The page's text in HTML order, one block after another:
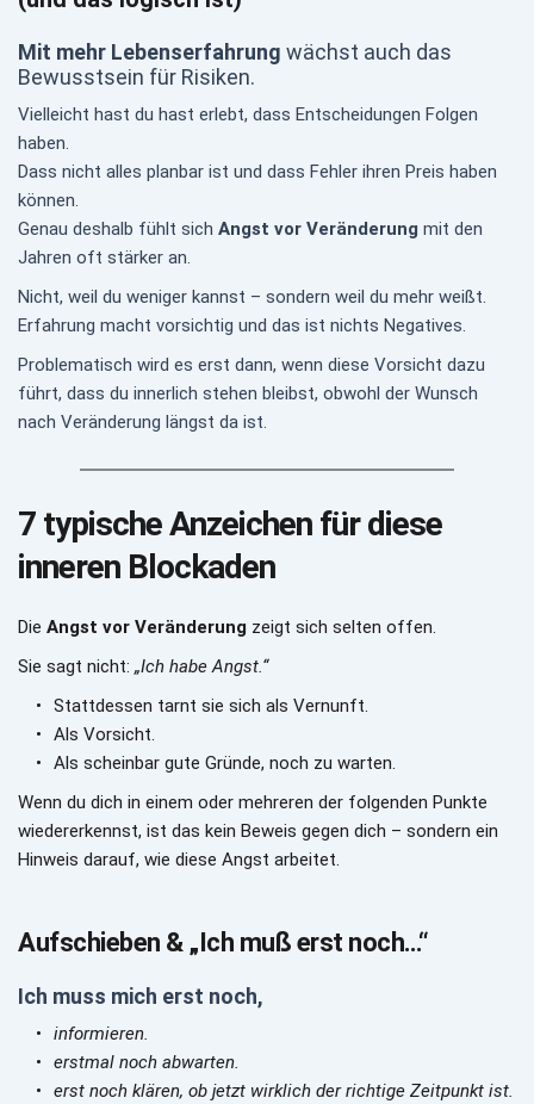
Mit mehr Lebenserfahrung wächst auch das
Bewusstsein für Risiken.
Vielleicht hast du hast erlebt, dass Entscheidungen Folgen
haben.
Dass nicht alles planbar ist und dass Fehler ihren Preis haben
können.
Genau deshalb fühlt sich Angst vor Veränderung mit den
Jahren oft stärker an.
Nicht, weil du weniger kannst – sondern weil du mehr weißt.
Erfahrung macht vorsichtig und das ist nichts Negatives.
Problematisch wird es erst dann, wenn diese Vorsicht dazu
führt, dass du innerlich stehen bleibst, obwohl der Wunsch
nach Veränderung längst da ist.
7 typische Anzeichen für diese
inneren Blockaden
Die Angst vor Veränderung zeigt sich selten offen.
Sie sagt nicht: „Ich habe Angst.“
Stattdessen tarnt sie sich als Vernunft.
Als Vorsicht.
Als scheinbar gute Gründe, noch zu warten.
Wenn du dich in einem oder mehreren der folgenden Punkte
wiedererkennst, ist das kein Beweis gegen dich – sondern ein
Hinweis darauf, wie diese Angst arbeitet.
Aufschieben & „Ich muß erst noch…“
Ich muss mich erst noch,
informieren.
erstmal noch abwarten.
erst noch klären, ob jetzt wirklich der richtige Zeitpunkt ist.